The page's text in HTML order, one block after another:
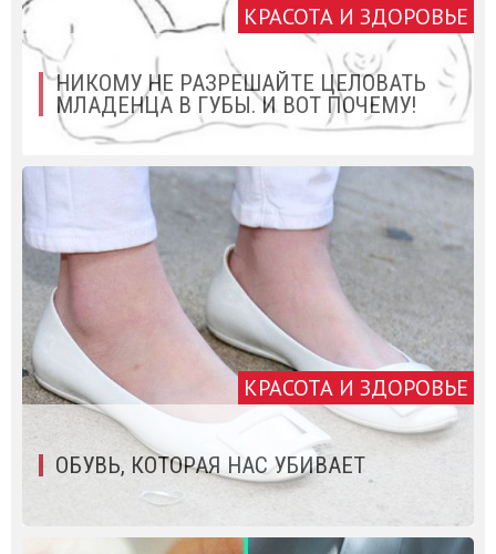
КРАСОТА И ЗДОРОВЬЕ
НИКОМУ НЕ РАЗРЕШАЙТЕ ЦЕЛОВАТЬ
МЛАДЕНЦА В ГУБЫ. И ВОТ ПОЧЕМУ!
КРАСОТА И ЗДОРОВЬЕ
ОБУВЬ, КОТОРАЯ НАС УБИВАЕТ